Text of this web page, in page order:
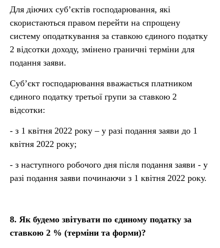
Для діючих суб’єктів господарювання, які
скористаються правом перейти на спрощену
систему оподаткування за ставкою єдиного податку
2 відсотки доходу, змінено граничні терміни для
подання заяви.
Суб’єкт господарювання вважається платником
єдиного податку третьої групи за ставкою 2
відсотки:
- з 1 квітня 2022 року – у разі подання заяви до 1
квітня 2022 року;
- з наступного робочого дня після подання заяви - у
разі подання заяви починаючи з 1 квітня 2022 року.
8. Як будемо звітувати по єдиному податку за
ставкою 2 % (терміни та форми)?